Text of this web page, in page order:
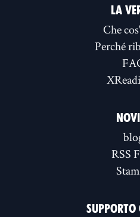
LA
Che
Perché
RSS
SUPPORTO